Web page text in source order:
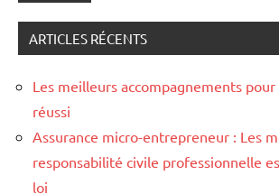
ARTICLES RÉCENTS
Les meilleurs accompagnements
réussi
Assurance micro-entrepreneur : Les
responsabilité civile professionnelle
loi